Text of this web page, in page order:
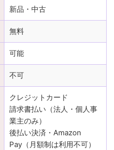
新品・中古
無料
可能
不可
クレジットカード
請求書払い（法人・個人事
業主のみ）
後払い決済・Amazon
Pay（月額制は利用不可）